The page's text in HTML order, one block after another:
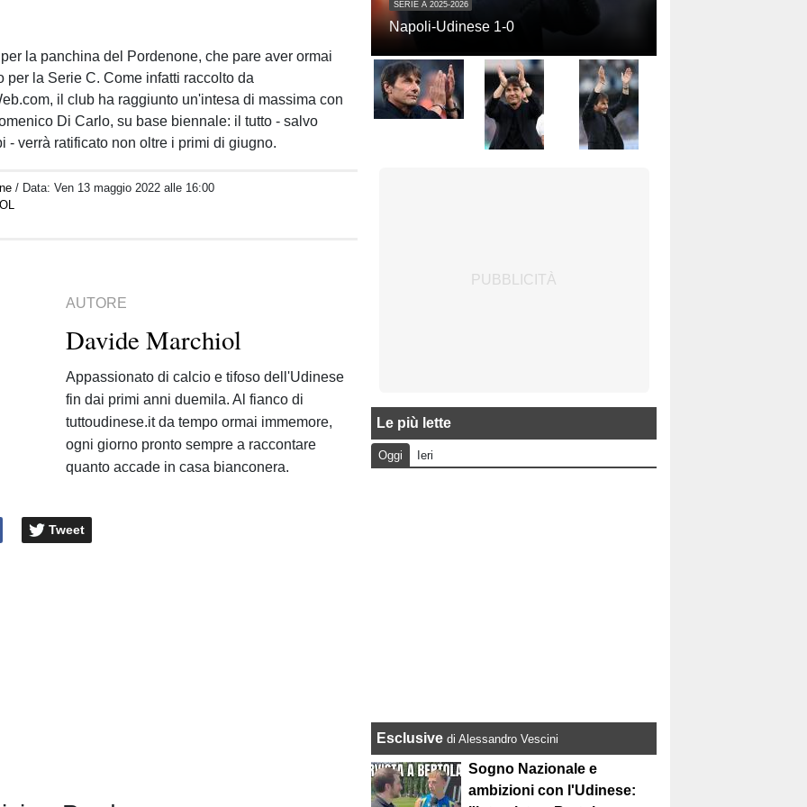
la panchina del Pordenone, che pare aver ormai
per la Serie C. Come infatti raccolto da
il club ha raggiunto un'intesa di massima con
Di Carlo, su base biennale: il tutto - salvo
- verrà ratificato non oltre i primi di giugno.
/ Data:Ven 13 maggio 2022 alle 16:00
AUTORE
Davide Marchiol
Appassionato di calcio e tifoso dell'Udinese
fin dai primi anni duemila. Al fianco di
tuttoudinese.it da tempo ormai immemore,
ogni giorno pronto sempre a raccontare
quanto accade in casa bianconera.
Tweet
SERIE A 2025-2026
Napoli-Udinese 1-0
Le più lette
Oggi Ieri
Esclusive di Alessandro Vescini
Sogno Nazionale e
ambizioni con l'Udinese: